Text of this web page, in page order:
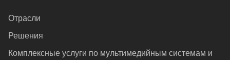
Отрасли
Решения
Комплексные услуги по мультимедийным системам и